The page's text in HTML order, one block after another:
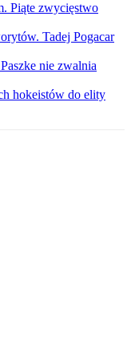
Piąte zwycięstwo
Tadej Pogacar
nie zwalnia
hokeistów do elity